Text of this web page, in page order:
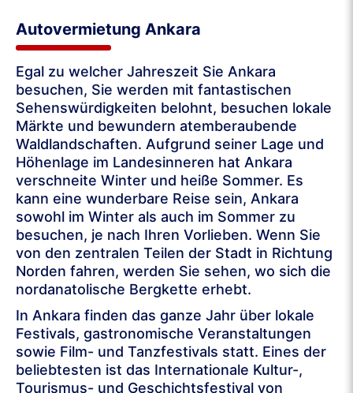
Autovermietung Ankara
Egal zu welcher Jahreszeit Sie Ankara
besuchen, Sie werden mit fantastischen
Sehenswürdigkeiten belohnt, besuchen lokale
Märkte und bewundern atemberaubende
Waldlandschaften. Aufgrund seiner Lage und
Höhenlage im Landesinneren hat Ankara
verschneite Winter und heiße Sommer. Es
kann eine wunderbare Reise sein, Ankara
sowohl im Winter als auch im Sommer zu
besuchen, je nach Ihren Vorlieben. Wenn Sie
von den zentralen Teilen der Stadt in Richtung
Norden fahren, werden Sie sehen, wo sich die
nordanatolische Bergkette erhebt.
In Ankara finden das ganze Jahr über lokale
Festivals, gastronomische Veranstaltungen
sowie Film- und Tanzfestivals statt. Eines der
beliebtesten ist das Internationale Kultur-,
Tourismus- und Geschichtsfestival von